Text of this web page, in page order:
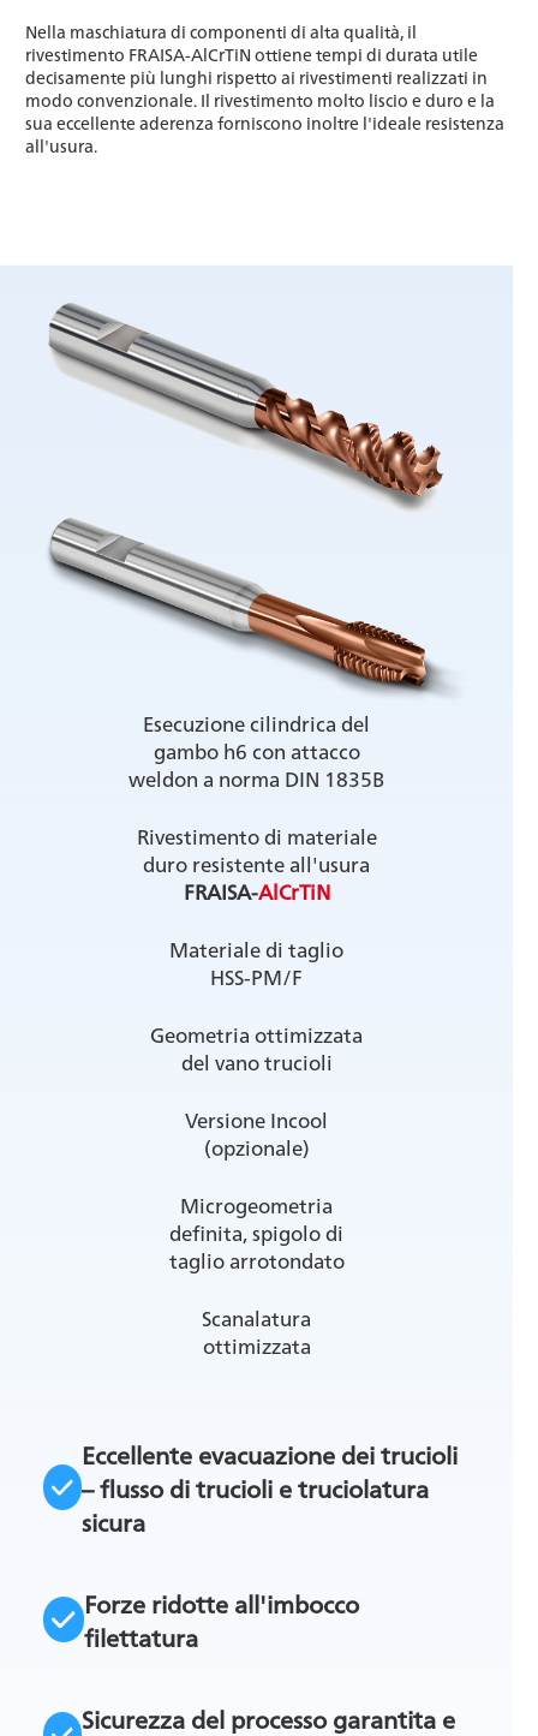
Nella maschiatura di componenti di alta qualità, il
rivestimento FRAISA-AlCrTiN ottiene tempi di durata utile
decisamente più lunghi rispetto ai rivestimenti realizzati in
modo convenzionale. Il rivestimento molto liscio e duro e la
sua eccellente aderenza forniscono inoltre l'ideale resistenza
all'usura.
Esecuzione cilindrica del
gambo h6 con attacco
weldon a norma DIN 1835B
Rivestimento di materiale
duro resistente all'usura
FRAISA-AlCrTiN
Materiale di taglio
HSS-PM/F
Geometria ottimizzata
del vano trucioli
Versione Incool
(opzionale)
Microgeometria
definita, spigolo di
taglio arrotondato
Scanalatura
ottimizzata
Eccellente evacuazione dei trucioli
– flusso di trucioli e truciolatura
sicura
Forze ridotte all'imbocco
filettatura
Sicurezza del processo garantita e